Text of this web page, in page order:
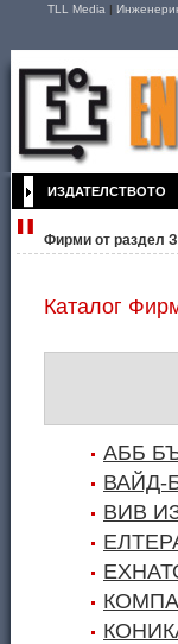
TLL Media |
ИЗДАТЕЛСТВОТО
Фирми от
Каталог
АББ
ВАЙД-
ВИВ